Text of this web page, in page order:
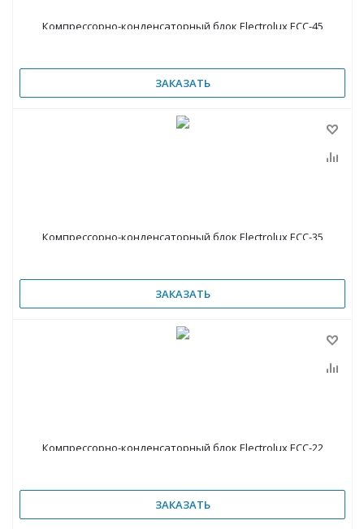
Компрессорно-конденсаторный блок Electrolux ECC-45
ЗАКАЗАТЬ
Компрессорно-конденсаторный блок Electrolux ECC-35
ЗАКАЗАТЬ
Компрессорно-конденсаторный блок Electrolux ECC-22
ЗАКАЗАТЬ